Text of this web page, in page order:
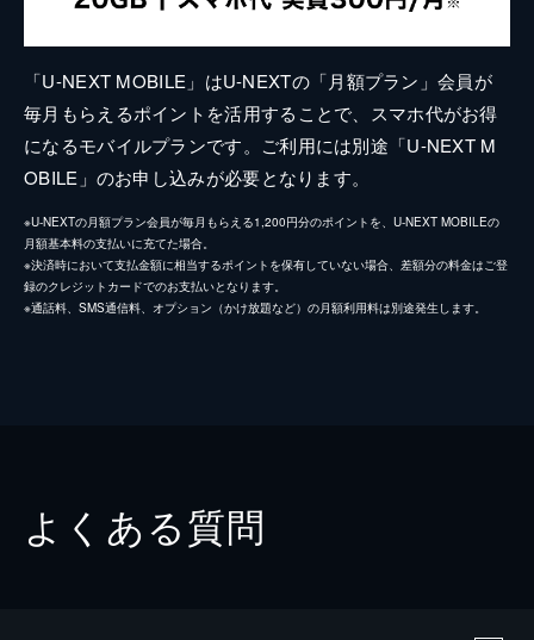
「U-NEXT MOBILE」はU-NEXTの「月額プラン」会員が
毎月もらえるポイントを活用することで、スマホ代がお得
になるモバイルプランです。ご利用には別途「U-NEXT M
OBILE」のお申し込みが必要となります。
※U-NEXTの月額プラン会員が毎月もらえる1,200円分のポイントを、U-NEXT MOBILEの
月額基本料の支払いに充てた場合。
※決済時において支払金額に相当するポイントを保有していない場合、差額分の料金はご登
録のクレジットカードでのお支払いとなります。
※通話料、SMS通信料、オプション（かけ放題など）の月額利用料は別途発生します。
よくある質問